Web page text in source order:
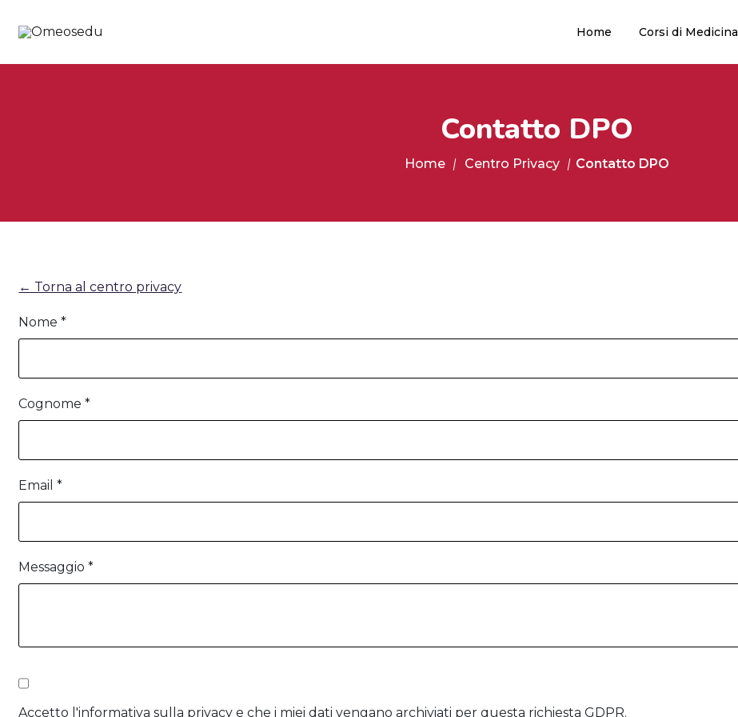
Home Corsi di Medicina
Contatto DPO
Home Centro Privacy Contatto DPO
← Torna al centro privacy
Nome *
Cognome *
Email *
Messaggio *
Accetto l'informativa sulla privacy e che i miei dati vengano archiviati per questa richiesta GDPR.